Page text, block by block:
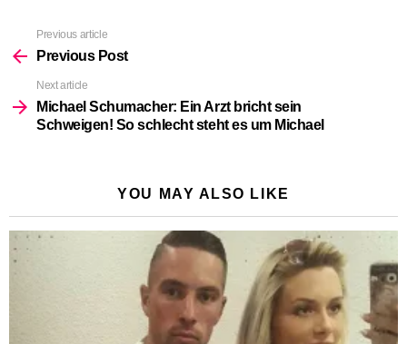
more
Previous article
Previous Post
Next article
Michael Schumacher: Ein Arzt bricht sein
Schweigen! So schlecht steht es um Michael
YOU MAY ALSO LIKE